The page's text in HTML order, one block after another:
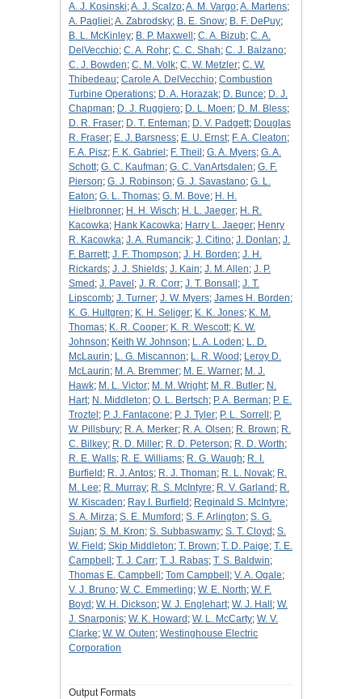
A. J. Kosinski;A. J. Scalzo;A. M. Vargo;A. Martens;
A. Pagliei;A. Zabrodsky; B. E. Snow; B. F. DePuy;
B. L. McKinley; B. P. Maxwell ; C. A. Bizub; C. A.
DelVecchio; C. A. Rohr; C. C. Shah; C. J. Balzano;
C. J. Bowden; C. M. Volk; C. W. Metzler; C. W.
Thibedeau; Carole A. DelVecchio; Combustion
Turbine Operations; D. A. Horazak; D. Bunce; D. J.
Chapman; D. J. Ruggiero; D. L. Moen; D. M. Bless;
D. R. Fraser; D. T. Enteman; D. V. Padgett; Douglas
R. Fraser; E. J. Barsness; E. U. Ernst; F. A. Cleaton;
F. A. Pisz; F. K. Gabriel ; F. Theil ; G. A. Myers; G. A.
Schott; G. C. Kaufman; G. C. VanArtsdalen; G. F.
Pierson; G. J. Robinson; G. J. Savastano; G. L.
Eaton; G. L. Thomas; G. M. Bove; H. H.
Hielbronner; H. H. Wisch; H. L. Jaeger; H. R.
Kacowka; Hank Kacowka; Harry L. Jaeger; Henry
R. Kacowka; J. A. Rumancik; J. Citino; J. Donlan; J.
F. Barrett; J. F. Thompson; J. H. Borden; J. H.
Rickards; J. J. Shields; J. Kain; J. M. Allen; J. P.
Smed ; J. Pavel ; J. R. Corr; J. T. Bonsall ; J. T.
Lipscomb; J. Turner; J. W. Myers; James H. Borden;
K. G. Hultgren; K. H. Seliger; K. K. Jones; K. M.
Thomas; K. R. Cooper; K. R. Wescott; K. W.
Johnson; Keith W. Johnson; L. A. Loden; L. D.
McLaurin; L. G. Miscannon; L. R. Wood ; Leroy D.
McLaurin; M. A. Bremmer; M. E. Warner; M. J.
Hawk; M. L. Victor; M. M. Wright; M. R. Butler; N.
Hart; N. Middleton; O. L. Bertsch; P. A. Berman; P. E.
Troztel ; P. J. Fantacone; P. J. Tyler; P. L. Sorrell ; P.
W. Pillsbury; R. A. Merker; R. A. Olsen; R. Brown; R.
C. Bilkey; R. D. Miller; R. D. Peterson; R. D. Worth;
R. E. Walls; R. E. Williams; R. G. Waugh; R. I.
Burfield ; R. J. Antos; R. J. Thoman; R. L. Novak; R.
M. Lee; R. Murray; R. S. McIntyre; R. V. Garland ; R.
W. Kiscaden; Ray I. Burfield ; Reginald S. McIntyre;
S. A. Mirza; S. E. Mumford ; S. F. Arlington; S. G.
Sujan; S. M. Kron; S. Subbaswamy; S. T. Cloyd ; S.
W. Field ; Skip Middleton; T. Brown; T. D. Paige; T. E.
Campbell ; T. J. Carr; T. J. Rabas; T. S. Baldwin;
Thomas E. Campbell ; Tom Campbell ; V. A. Ogale;
V. J. Bruno; W. C. Emmerling; W. E. North; W. F.
Boyd ; W. H. Dickson; W. J. Englehart; W. J. Hall ; W.
J. Snarponis; W. K. Howard ; W. L. McCarty; W. V.
Clarke; W. W. Outen; Westinghouse Electric
Corporation
Output Formats